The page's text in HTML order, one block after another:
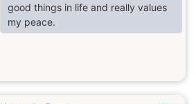
good things in life and really values
my peace.